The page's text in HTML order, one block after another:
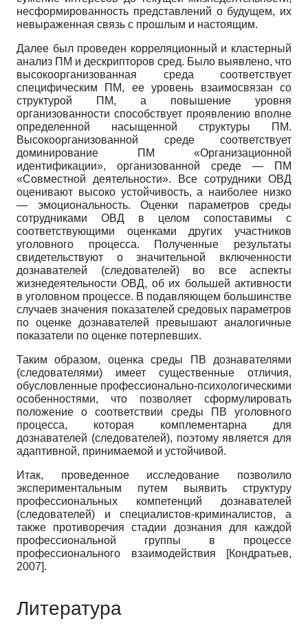
несформированность представлений о будущем, их
невыраженная связь с прошлым и настоящим.
Далее был проведен корреляционный и кластерный
анализ ПМ и дескрипторов сред. Было выявлено, что
высокоорганизованная среда соответствует
специфическим ПМ, ее уровень взаимосвязан со
структурой ПМ, а повышение уровня
организованности способствует проявлению вполне
определенной насыщенной структуры ПМ.
Высокоорганизованной среде соответствует
доминирование ПМ «Организационной
идентификации», организованной среде — ПМ
«Совместной деятельности». Все сотрудники ОВД
оценивают высоко устойчивость, а наиболее низко
— эмоциональность. Оценки параметров среды
сотрудниками ОВД в целом сопоставимы с
соответствующими оценками других участников
уголовного процесса. Полученные результаты
свидетельствуют о значительной включенности
дознавателей (следователей) во все аспекты
жизнедеятельности ОВД, об их большей активности
в уголовном процессе. В подавляющем большинстве
случаев значения показателей средовых параметров
по оценке дознавателей превышают аналогичные
показатели по оценке потерпевших.
Таким образом, оценка среды ПВ дознавателями
(следователями) имеет существенные отличия,
обусловленные профессионально-психологическими
особенностями, что позволяет сформулировать
положение о соответствии среды ПВ уголовного
процесса, которая комплементарна для
дознавателей (следователей), поэтому является для
адаптивной, принимаемой и устойчивой.
Итак, проведенное исследование позволило
экспериментальным путем выявить структуру
профессиональных компетенций дознавателей
(следователей) и специалистов-криминалистов, а
также противоречия стадии дознания для каждой
профессиональной группы в процессе
профессионального взаимодействия
[Кондратьев,
2007].
Литература